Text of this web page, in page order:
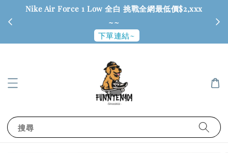
Nike Air Force 1 Low 全白 挑戰全網最低價$2,xxx
~~
下單連結~
搜尋